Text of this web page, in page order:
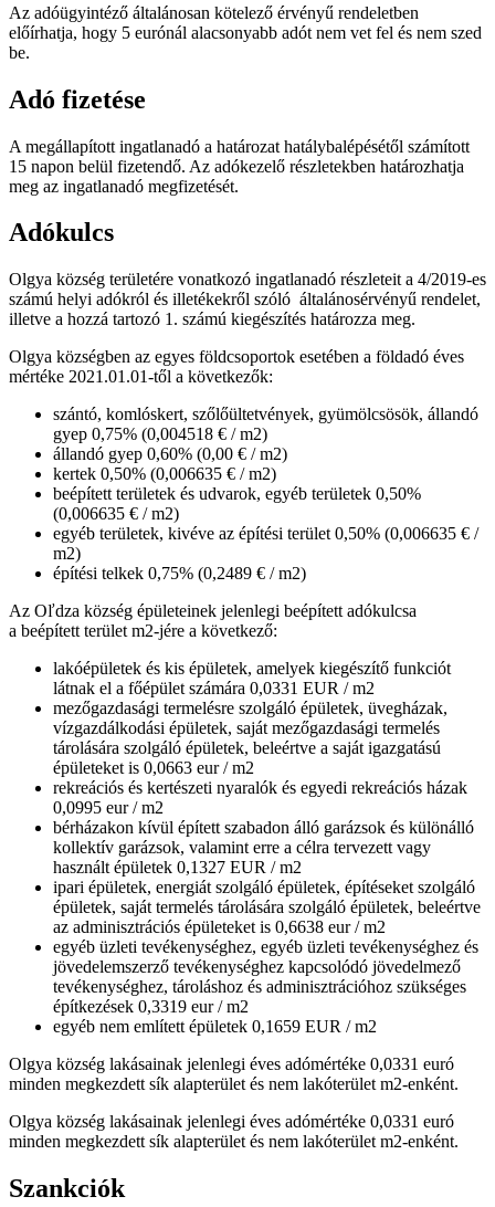
Az adóügyintéző általánosan kötelező érvényű rendeletben
előírhatja, hogy 5 eurónál alacsonyabb adót nem vet fel és nem szed
be.
Adó fizetése
A megállapított ingatlanadó a határozat hatálybalépésétől számított
15 napon belül fizetendő. Az adókezelő részletekben határozhatja
meg az ingatlanadó megfizetését.
Adókulcs
Olgya község területére vonatkozó ingatlanadó részleteit a 4/2019-es
számú helyi adókról és illetékekről szóló általánosérvényű rendelet,
illetve a hozzá tartozó 1. számú kiegészítés határozza meg.
Olgya községben az egyes földcsoportok esetében a földadó éves
mértéke 2021.01.01-től a következők:
szántó, komlóskert, szőlőültetvények, gyümölcsösök, állandó
gyep 0,75% (0,004518 € / m2)
állandó gyep 0,60% (0,00 € / m2)
kertek 0,50% (0,006635 € / m2)
beépített területek és udvarok, egyéb területek 0,50%
(0,006635 € / m2)
egyéb területek, kivéve az építési terület 0,50% (0,006635 € /
m2)
építési telkek 0,75% (0,2489 € / m2)
Az Oľdza község épületeinek jelenlegi beépített adókulcsa
a beépített terület m2-jére a következő:
lakóépületek és kis épületek, amelyek kiegészítő funkciót
látnak el a főépület számára 0,0331 EUR / m2
mezőgazdasági termelésre szolgáló épületek, üvegházak,
vízgazdálkodási épületek, saját mezőgazdasági termelés
tárolására szolgáló épületek, beleértve a saját igazgatású
épületeket is 0,0663 eur / m2
rekreációs és kertészeti nyaralók és egyedi rekreációs házak
0,0995 eur / m2
bérházakon kívül épített szabadon álló garázsok és különálló
kollektív garázsok, valamint erre a célra tervezett vagy
használt épületek 0,1327 EUR / m2
ipari épületek, energiát szolgáló épületek, építéseket szolgáló
épületek, saját termelés tárolására szolgáló épületek, beleértve
az adminisztrációs épületeket is 0,6638 eur / m2
egyéb üzleti tevékenységhez, egyéb üzleti tevékenységhez és
jövedelemszerző tevékenységhez kapcsolódó jövedelmező
tevékenységhez, tároláshoz és adminisztrációhoz szükséges
építkezések 0,3319 eur / m2
egyéb nem említett épületek 0,1659 EUR / m2
Olgya község lakásainak jelenlegi éves adómértéke 0,0331 euró
minden megkezdett sík alapterület és nem lakóterület m2-enként.
Olgya község lakásainak jelenlegi éves adómértéke 0,0331 euró
minden megkezdett sík alapterület és nem lakóterület m2-enként.
Szankciók